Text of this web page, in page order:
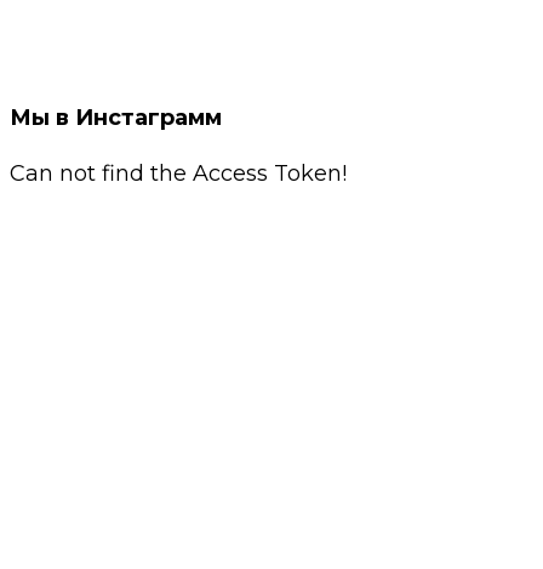
Мы в Инстаграмм
Can not find the Access Token!